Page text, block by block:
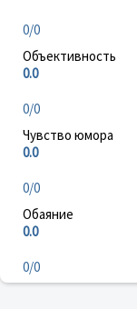
0/0
Объективность
0.0
0/0
Чувство юмора
0.0
0/0
Обаяние
0.0
0/0